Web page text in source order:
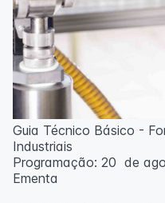
Guia Técnico Básico -
Industriais
Programação: 20 de
Ementa